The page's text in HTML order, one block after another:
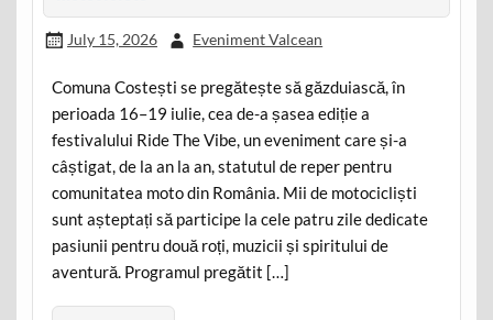
July 15, 2026 Eveniment Valcean
Comuna Costești se pregătește să găzduiască, în
perioada 16–19 iulie, cea de-a șasea ediție a
festivalului Ride The Vibe, un eveniment care și-a
câștigat, de la an la an, statutul de reper pentru
comunitatea moto din România. Mii de motocicliști
sunt așteptați să participe la cele patru zile dedicate
pasiunii pentru două roți, muzicii și spiritului de
aventură. Programul pregătit […]